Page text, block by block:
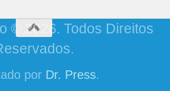
© 2026. Todos Direitos
por Dr. Press.